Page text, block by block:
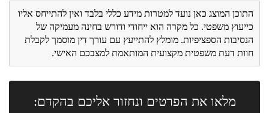
התוכן המוצג כאן נועד למטרות מידע כללי בלבד ואין להתייחס אליו
כייעוץ משפטי. כל מקרה הוא ייחודי ודורש בחינה מעמיקה של
הנסיבות הספציפיות. מומלץ להתייעץ עם עורך דין מוסמך לקבלת
חוות דעת משפטית מקצועית המותאמת למצבכם האישי.
מלאו את הפרטים ונחזור אליכם בהקדם: